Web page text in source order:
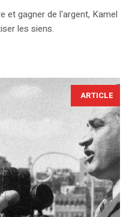
et gagner de l'argent, Kamel
les siens.
ARTICLE